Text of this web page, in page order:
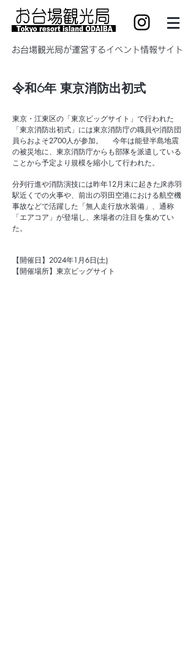
​お台場観光局が運営するイベント情報サイト
令和6年 東京消防出初式
東京・江東区の「東京ビッグサイト」で行われた
「東京消防出初式」には東京消防庁の職員や消防団
員らおよそ2700人が参加。 ​今年は能登半島地震
の被災地に、東京消防庁からも部隊を派遣している
ことから予定より規模を縮小して行われた。
分列行進や消防演技には昨年12月末に起きたJR赤羽
駅近くでの火事や、前出の羽田空港における航空機
事故などで活躍した「無人走行放水装備」、通称
「エアコア」が登場し、来場者の注目を集めてい
た。
【開催日】 2024年1月6日(土)
【開催場所】東京ビッグサイト